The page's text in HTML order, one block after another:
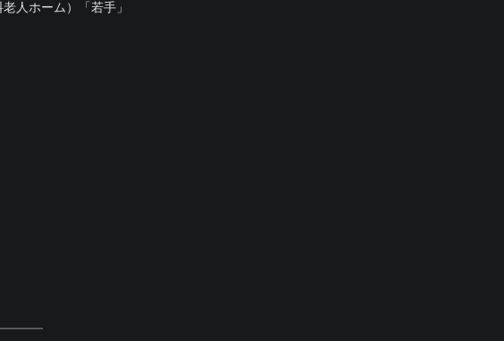
人ホーム）「若手」